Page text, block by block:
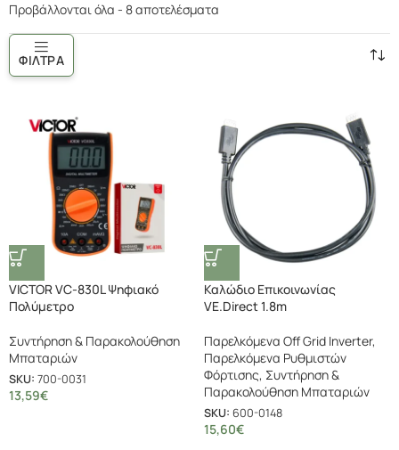
Προβάλλονται όλα - 8 αποτελέσματα
ΦΊΛΤΡΑ
VICTOR VC-830L Ψηφιακό
Πολύμετρο
Συντήρηση & Παρακολούθηση
Μπαταριών
SKU: 700-0031
13,59€
Καλώδιο Επικοινωνίας
VE.Direct 1.8m
Παρελκόμενα Off Grid Inverter,
Παρελκόμενα Ρυθμιστών
Φόρτισης, Συντήρηση &
Παρακολούθηση Μπαταριών
SKU: 600-0148
15,60€